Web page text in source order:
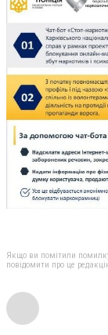
Якщо ви помітили
повідомити про це